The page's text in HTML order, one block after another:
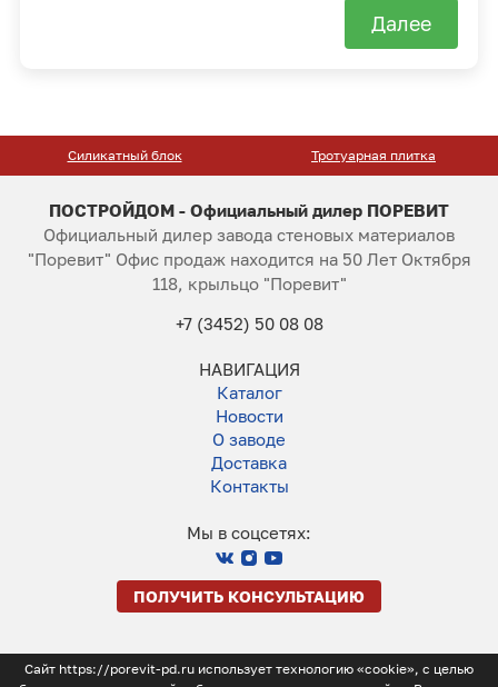
Далее
Силикатный блок Тротуарная плитка
ПОСТРОЙДОМ - Официальный дилер ПОРЕВИТ
Официальный дилер завода стеновых материалов
"Поревит" Офис продаж находится на 50 Лет Октября
118, крыльцо "Поревит"
+7 (3452) 50 08 08
НАВИГАЦИЯ
Каталог
Новости
О заводе
Доставка
Контакты
Мы в соцсетях:
ПОЛУЧИТЬ КОНСУЛЬТАЦИЮ
Сайт https://porevit-pd.ru использует технологию «cookie», с целью